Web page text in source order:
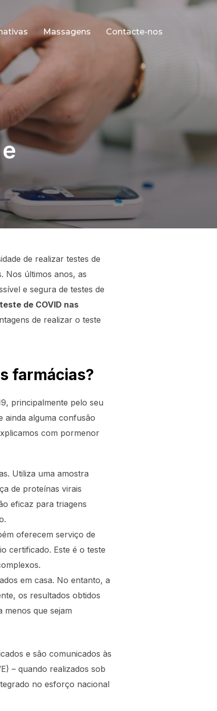
Massagens Contacte-nos
de realizar testes de
Nos últimos anos, as
e segura de testes de
teste de COVID nas
de realizar o teste
farmácias?
principalmente pelo seu
ainda alguma confusão
com pormenor
Utiliza uma amostra
de proteínas virais
eficaz para triagens
oferecem serviço de
certificado. Este é o teste
em casa. No entanto, a
os resultados obtidos
menos que sejam
e são comunicados às
– quando realizados sob
no esforço nacional